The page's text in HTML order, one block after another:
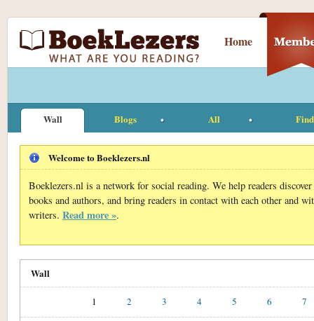
Home
Wall Blogs All
Welcome to Boeklezers.nl
Boeklezers.nl is a network for social reading. We help readers
books and authors, and bring readers in contact with each other and
writers. Read more ».
Wall
1 2 3 4 5 6 7